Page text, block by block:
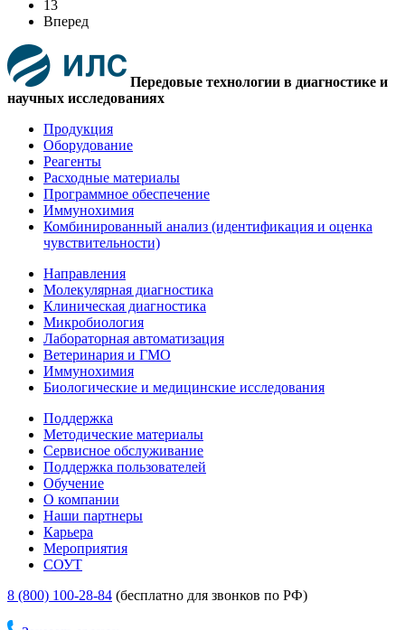
13
Вперед
Передовые технологии в диагностике и
научных исследованиях
Продукция
Оборудование
Реагенты
Расходные материалы
Программное обеспечение
Иммунохимия
Комбинированный анализ (идентификация и оценка
чувствительности)
Направления
Молекулярная диагностика
Клиническая диагностика
Микробиология
Лабораторная автоматизация
Ветеринария и ГМО
Иммунохимия
Биологические и медицинские исследования
Поддержка
Методические материалы
Сервисное обслуживание
Поддержка пользователей
Обучение
О компании
Наши партнеры
Карьера
Мероприятия
СОУТ
8 (800) 100-28-84 (бесплатно для звонков по РФ)